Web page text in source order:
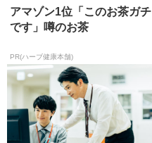
アマゾン1位「このお茶ガチ
です」噂のお茶
PR(ハーブ健康本舗)